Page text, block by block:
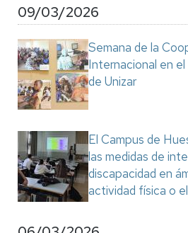
09/03/2026
Semana de la
Internacional en
de Unizar
El Campus de
las medidas de
discapacidad en
actividad física o